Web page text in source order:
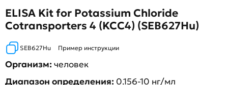
ELISA Kit for Potassium Chloride
Cotransporters 4 (KCC4) (SEB627Hu)
SEB627Hu Пример инструкции
Организм:человек
Диапазон определения: 0.156-10 нг/мл